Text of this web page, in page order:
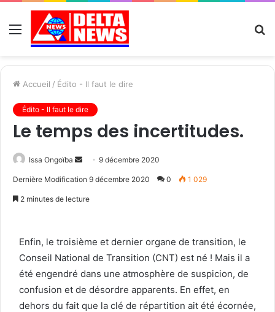
Menu
Accueil / Édito - Il faut le dire
Édito - Il faut le dire
Le temps des incertitudes.
Issa Ongoïba
Send9 décembre 2020
Dernière Modification 9 décembre 2020 0 1 029
2 minutes de lecture
Enfin, le troisième et dernier organe de transition, le
Conseil National de Transition (CNT) est né ! Mais il a
été engendré dans une atmosphère de suspicion, de
confusion et de désordre apparents. En effet, en
dehors du fait que la clé de répartition ait été écornée,